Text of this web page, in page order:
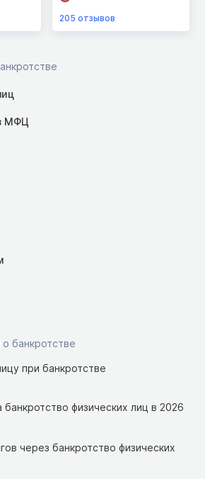
205отзывов
МФЦ
банкротстве
при банкротстве
физических лиц в 2026
через банкротство физических